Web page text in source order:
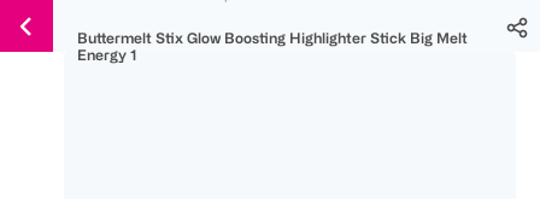
Für
Für
Für
Weiter
zum
Buttermelt Stix Glow Boosting Highlighter Stick Big Melt
Energy 1